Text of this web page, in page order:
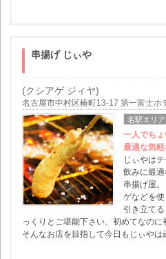
串揚げ じぃや
(クシアゲ ジィヤ)
名古屋市中村区椿町13-17 第一富士
名駅エリア
一人でち
最適な気
じぃやは
飲みに最
串揚げ屋
ゲなどを
引き立て
っくりとご堪能下さい。初めてなのに
そんなお店を目指して今日もじぃやは